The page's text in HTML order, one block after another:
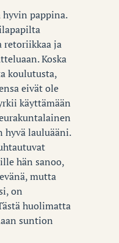
hyvin pappina.
retoriikkaa ja
Koska
koulutusta,
eivät ole
käyttämään
hyvä lauluääni.
hän sanoo,
mutta
on
huolimatta
suntion